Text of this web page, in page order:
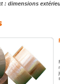
: dimensions